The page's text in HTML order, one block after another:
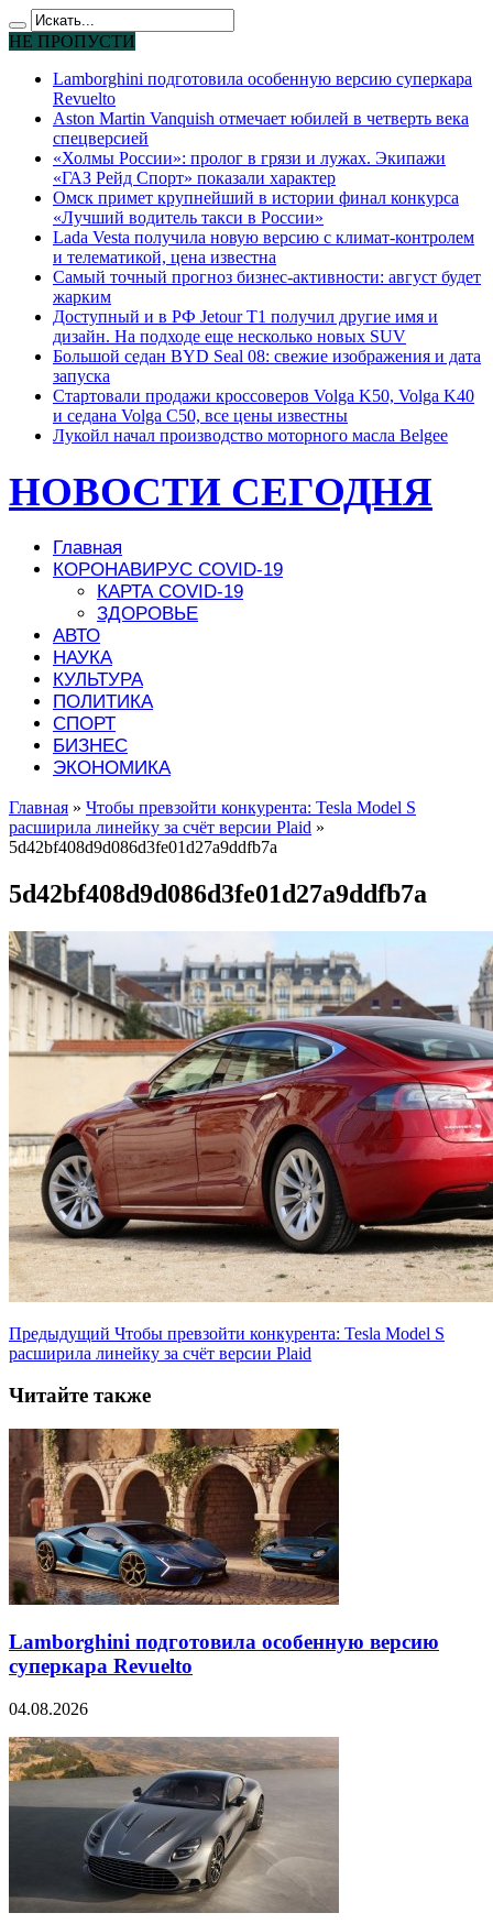
НЕ ПРОПУСТИ
Lamborghini подготовила особенную версию суперкара
Revuelto
Aston Martin Vanquish отмечает юбилей в четверть века
спецверсией
«Холмы России»: пролог в грязи и лужах. Экипажи
«ГАЗ Рейд Спорт» показали характер
Омск примет крупнейший в истории финал конкурса
«Лучший водитель такси в России»
Lada Vesta получила новую версию с климат-контролем
и телематикой, цена известна
Самый точный прогноз бизнес-активности: август будет
жарким
Доступный и в РФ Jetour T1 получил другие имя и
дизайн. На подходе еще несколько новых SUV
Большой седан BYD Seal 08: свежие изображения и дата
запуска
Стартовали продажи кроссоверов Volga K50, Volga K40
и седана Volga C50, все цены известны
Лукойл начал производство моторного масла Belgee
НОВОСТИ СЕГОДНЯ
Главная
КОРОНАВИРУС COVID-19
КАРТА COVID-19
ЗДОРОВЬЕ
АВТО
НАУКА
КУЛЬТУРА
ПОЛИТИКА
СПОРТ
БИЗНЕС
ЭКОНОМИКА
Главная » Чтобы превзойти конкурента: Tesla Model S
расширила линейку за счёт версии Plaid »
5d42bf408d9d086d3fe01d27a9ddfb7a
5d42bf408d9d086d3fe01d27a9ddfb7a
Предыдущий Чтобы превзойти конкурента: Tesla Model S
расширила линейку за счёт версии Plaid
Читайте также
Lamborghini подготовила особенную версию
суперкара Revuelto
04.08.2026